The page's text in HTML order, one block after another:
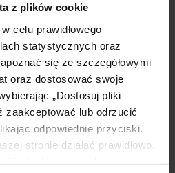
z plików cookie
celu prawidłowego
statystycznych oraz
się ze szczegółowymi
oraz dostosować swoje
„Dostosuj pliki
zaakceptować lub odrzucić
odpowiednie przyciski.
stronie działać prawidłowo.